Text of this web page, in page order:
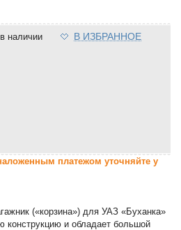
наличии В ИЗБРАННОЕ
платежом уточняйте у
(«корзина») для УАЗ «Буханка»
конструкцию и обладает большой